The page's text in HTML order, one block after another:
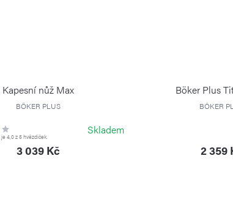
Kapesní nůž Max
BÖKER PLUS
4,0 z 5 hvězdiček.
Skladem
3 039 Kč
Böker Plus
BÖKER
2 359